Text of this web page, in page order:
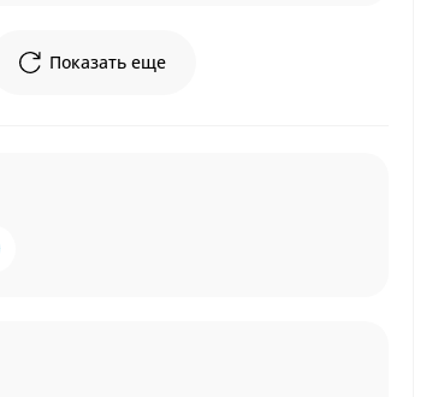
Показать еще